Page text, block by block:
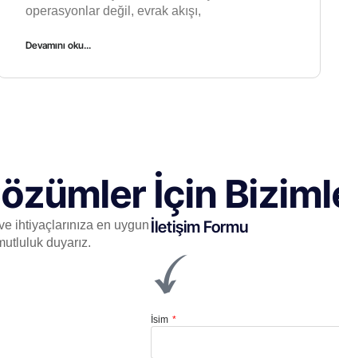
operasyonlar değil, evrak akışı,
Devamını oku...
İçin
ihtiyaçlarınıza en uygun
duyarız.
İletişim Formu
İsim